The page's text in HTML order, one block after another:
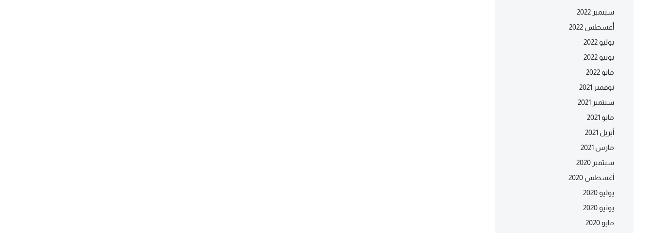
سبتمبر 2022
أغسطس 2022
يوليو 2022
يونيو 2022
مايو 2022
نوفمبر 2021
سبتمبر 2021
مايو 2021
أبريل 2021
مارس 2021
سبتمبر 2020
أغسطس 2020
يوليو 2020
يونيو 2020
مايو 2020